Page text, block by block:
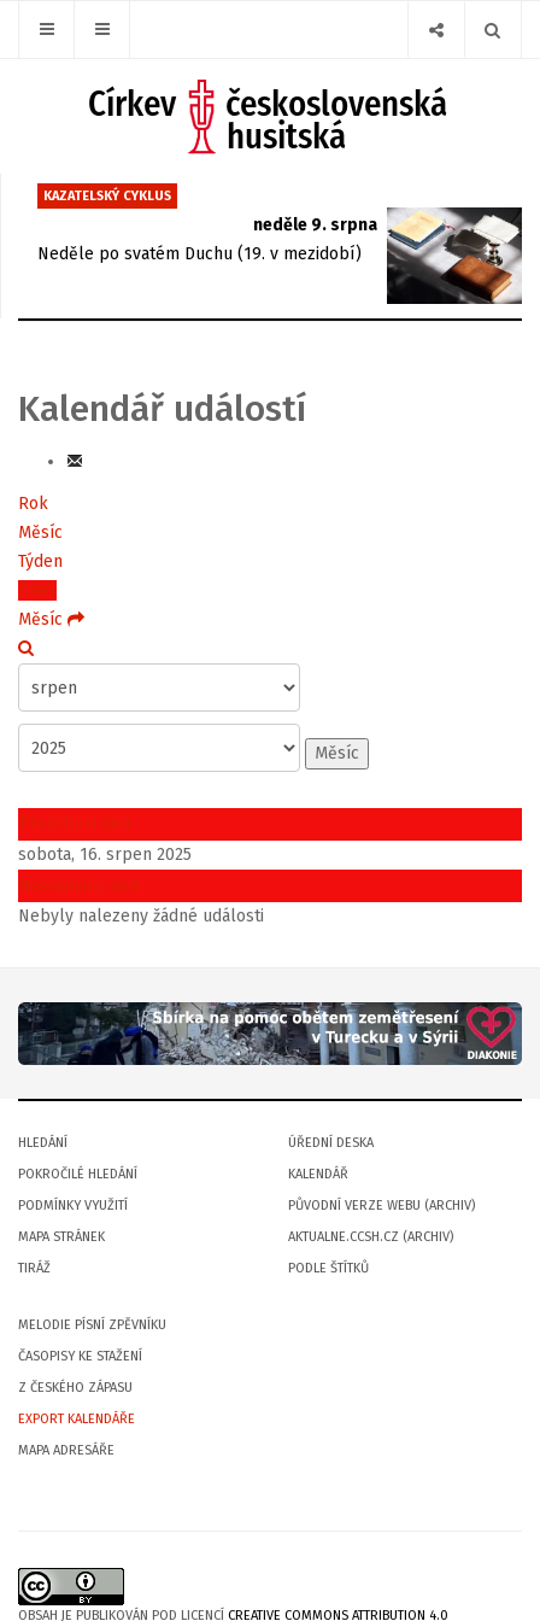
KAZATELSKÝ CYKLUS
neděle 9. srpna
Neděle po svatém Duchu (19. v mezidobí)
Kalendář událostí
Rok
Měsíc
Týden
Dnes
Měsíc
Měsíc
Předchozí den
sobota, 16. srpen 2025
Následující den
Nebyly nalezeny žádné události
HLEDÁNÍ
POKROČILÉ HLEDÁNÍ
PODMÍNKY VYUŽITÍ
MAPA STRÁNEK
TIRÁŽ
ÚŘEDNÍ DESKA
KALENDÁŘ
PŮVODNÍ VERZE WEBU (ARCHIV)
AKTUALNE.CCSH.CZ (ARCHIV)
PODLE ŠTÍTKŮ
MELODIE PÍSNÍ ZPĚVNÍKU
ČASOPISY KE STAŽENÍ
Z ČESKÉHO ZÁPASU
EXPORT KALENDÁŘE
MAPA ADRESÁŘE
OBSAH JE PUBLIKOVÁN POD LICENCÍ CREATIVE COMMONS ATTRIBUTION 4.0